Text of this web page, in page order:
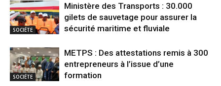
SOCIÉTE
Ministère des Transports : 30.000
gilets de sauvetage pour assurer la
sécurité maritime et fluviale
SOCIÉTE
METPS : Des attestations remis à 300
entrepreneurs à l’issue d’une
formation